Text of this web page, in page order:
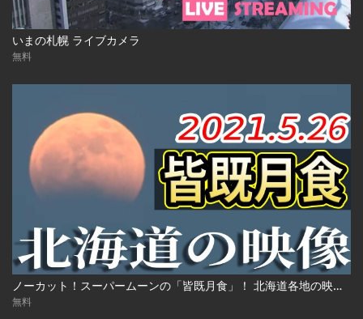
いまの札幌 ライブカメラ
無料
ノーカット！スーパームーンの「皆既月食」！ 北海道各地の映像 2021年5月26日(水)
無料